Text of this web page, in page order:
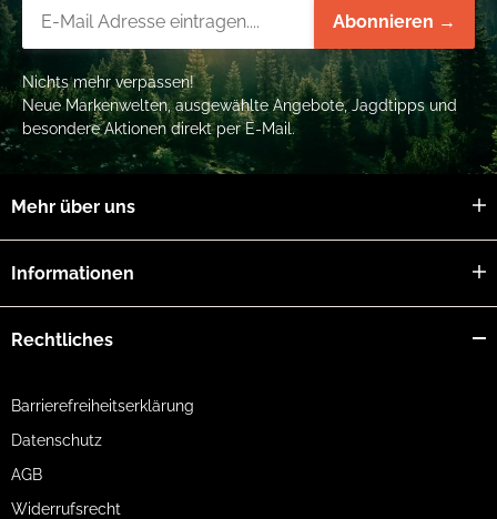
Abonnieren →
Nichts mehr verpassen!
Neue Markenwelten, ausgewählte Angebote, Jagdtipps und
besondere Aktionen direkt per E-Mail.
Mehr über uns
Informationen
Rechtliches
Barrierefreiheitserklärung
Datenschutz
AGB
Widerrufsrecht